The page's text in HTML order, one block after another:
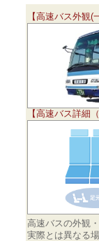
【高速バス外観(
【高速バス詳細
高速バスの外観
実際とは異なる